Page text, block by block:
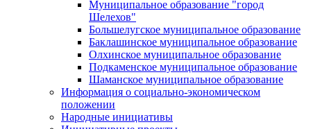
Муниципальное образование "город
Шелехов"
Большелугское муниципальное образование
Баклашинское муниципальное образование
Олхинское муниципальное образование
Подкаменское муниципальное образование
Шаманское муниципальное образование
Информация о социально-экономическом
положении
Народные инициативы